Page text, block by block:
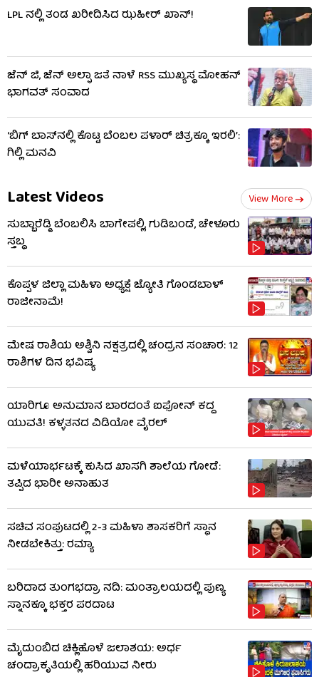
LPL ನಲ್ಲಿ ತಂಡ ಖರೀದಿಸಿದ ಝಹೀರ್ ಖಾನ್!
ಜೆನ್ ಜಿ, ಜೆನ್ ಅಲ್ಫಾ ಜತೆ ನಾಳೆ RSS ಮುಖ್ಯಸ್ಥ ಮೋಹನ್
ಭಾಗವತ್ ಸಂವಾದ
‘ಬಿಗ್ ಬಾಸ್​ನಲ್ಲಿ ಕೊಟ್ಟ ಬೆಂಬಲ ಪಳಾರ್ ಚಿತ್ರಕ್ಕೂ ಇರಲಿ’:
ಗಿಲ್ಲಿ ಮನವಿ
Latest Videos View More
ಸುಬ್ಬಾರೆಡ್ಡಿ ಬೆಂಬಲಿಸಿ ಬಾಗೇಪಲ್ಲಿ, ಗುಡಿಬಂಡೆ, ಚೇಳೂರು
ಸ್ತಬ್ಧ
ಕೊಪ್ಪಳ ಜಿಲ್ಲಾ ಮಹಿಳಾ ಅಧ್ಯಕ್ಷೆ ಜ್ಯೋತಿ ಗೊಂಡಬಾಳ್
ರಾಜೀನಾಮೆ!
ಮೇಷ ರಾಶಿಯ ಅಶ್ವಿನಿ ನಕ್ಷತ್ರದಲ್ಲಿ ಚಂದ್ರನ ಸಂಚಾರ: 12
ರಾಶಿಗಳ ದಿನ ಭವಿಷ್ಯ
ಯಾರಿಗೂ ಅನುಮಾನ ಬಾರದಂತೆ ಐಫೋನ್ ಕದ್ದ
ಯುವತಿ! ಕಳ್ಳತನದ ವಿಡಿಯೋ ವೈರಲ್
ಮಳೆಯಾರ್ಭಟಕ್ಕೆ ಕುಸಿದ ಖಾಸಗಿ ಶಾಲೆಯ ಗೋಡೆ:
ತಪ್ಪಿದ ಭಾರೀ ಅನಾಹುತ
ಸಚಿವ ಸಂಪುಟದಲ್ಲಿ 2-3 ಮಹಿಳಾ ಶಾಸಕರಿಗೆ ಸ್ಥಾನ
ನೀಡಬೇಕಿತ್ತು: ರಮ್ಯಾ
ಬರಿದಾದ ತುಂಗಭದ್ರಾ ನದಿ: ಮಂತ್ರಾಲಯದಲ್ಲಿ ಪುಣ್ಯ
ಸ್ನಾನಕ್ಕೂ ಭಕ್ತರ ಪರದಾಟ
ಮೈದುಂಬಿದ ಚಿಕ್ಲಿಹೊಳೆ ಜಲಾಶಯ: ಅರ್ಧ
ಚಂದ್ರಾಕೃತಿಯಲ್ಲಿ ಹರಿಯುವ ನೀರು